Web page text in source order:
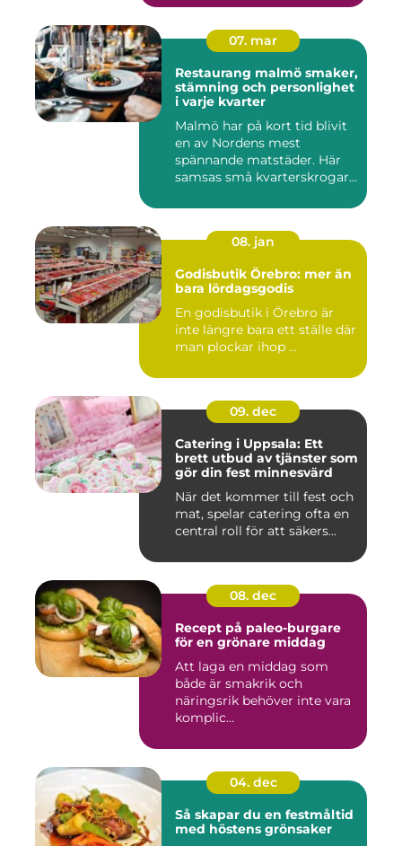
07. mar
Restaurang malmö smaker,
stämning och personlighet
i varje kvarter
Malmö har på kort tid blivit
en av Nordens mest
spännande matstäder. Här
samsas små kvarterskrogar
08. jan
Godisbutik Örebro: mer än
bara lördagsgodis
En godisbutik i Örebro är
inte längre bara ett ställe där
man plockar ihop ...
09. dec
Catering i Uppsala: Ett
brett utbud av tjänster som
gör din fest minnesvärd
När det kommer till fest och
mat, spelar catering ofta en
central roll för att säkers...
08. dec
Recept på paleo-burgare
för en grönare middag
Att laga en middag som
både är smakrik och
näringsrik behöver inte vara
komplic...
04. dec
Så skapar du en festmåltid
med höstens grönsaker